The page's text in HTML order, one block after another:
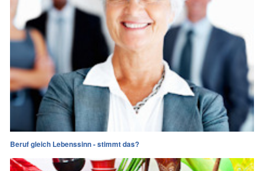
Beruf gleich Lebenssinn - stimmt das?